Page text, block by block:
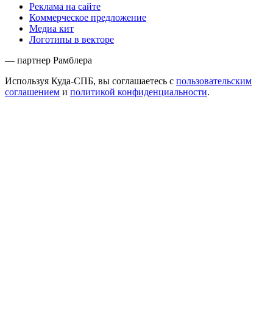
Реклама на сайте
Коммерческое предложение
Медиа кит
Логотипы в векторе
— партнер Рамблера
Используя Куда-СПБ, вы соглашаетесь с пользовательским
соглашением и политикой конфиденциальности.